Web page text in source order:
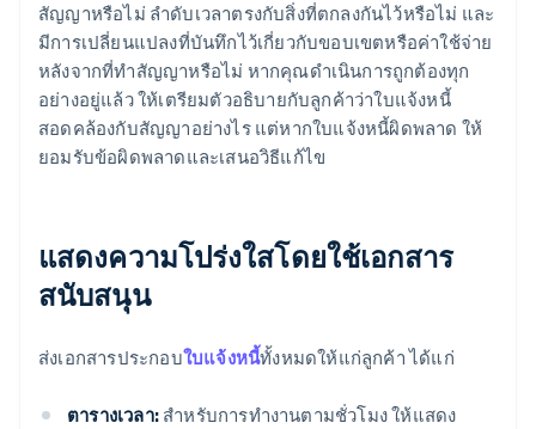
สัญญาหรือไม่ ลำดับเวลาตรงกับสิ่งที่ตกลงกันไว้หรือไม่ และ
มีการเปลี่ยนแปลงที่บันทึกไว้เกี่ยวกับขอบเขตหรือค่าใช้จ่าย
หลังจากที่ทำสัญญาหรือไม่ หากคุณดำเนินการถูกต้องทุก
อย่างอยู่แล้ว ให้เตรียมตัวอธิบายกับลูกค้าว่าใบแจ้งหนี้
สอดคล้องกับสัญญาอย่างไร แต่หากใบแจ้งหนี้ผิดพลาด ให้
ยอมรับข้อผิดพลาดและเสนอวิธีแก้ไข
แสดงความโปร่งใสโดยใช้เอกสาร
สนับสนุน
ส่งเอกสารประกอบใบแจ้งหนี้ทั้งหมดให้แก่ลูกค้า ได้แก่
ตารางเวลา: สำหรับการทำงานตามชั่วโมง ให้แสดง